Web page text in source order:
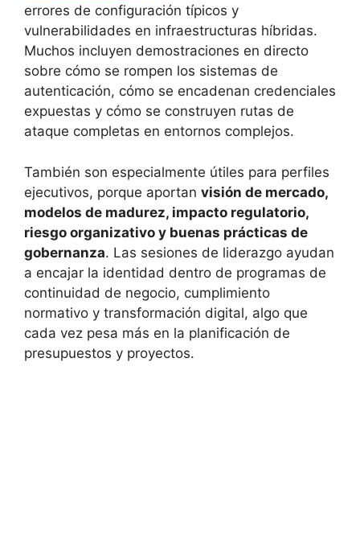
errores de configuración típicos y
vulnerabilidades en infraestructuras híbridas.
Muchos incluyen demostraciones en directo
sobre cómo se rompen los sistemas de
autenticación, cómo se encadenan credenciales
expuestas y cómo se construyen rutas de
ataque completas en entornos complejos.
También son especialmente útiles para perfiles
ejecutivos, porque aportan visión de mercado,
modelos de madurez, impacto regulatorio,
riesgo organizativo y buenas prácticas de
gobernanza. Las sesiones de liderazgo ayudan
a encajar la identidad dentro de programas de
continuidad de negocio, cumplimiento
normativo y transformación digital, algo que
cada vez pesa más en la planificación de
presupuestos y proyectos.